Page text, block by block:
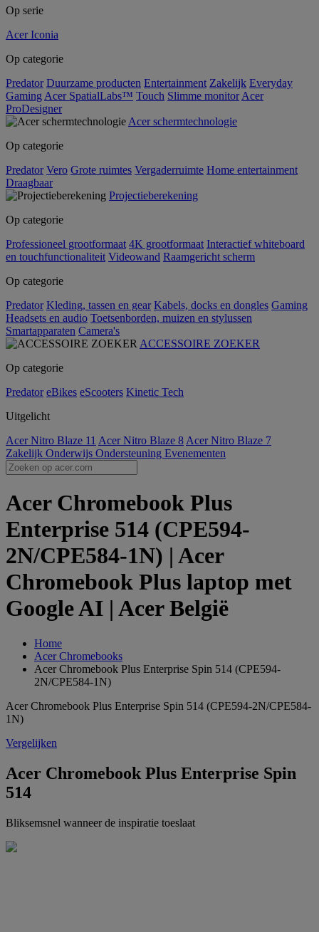
Op serie
Acer Iconia
Op categorie
Predator Duurzame producten Entertainment Zakelijk Everyday
Gaming Acer SpatialLabs™ Touch Slimme monitor Acer
ProDesigner
Acer schermtechnologie
Op categorie
Predator Vero Grote ruimtes Vergaderruimte Home entertainment
Draagbaar
Projectieberekening
Op categorie
Professioneel grootformaat 4K grootformaat Interactief whiteboard
en touchfunctionaliteit Videowand Raamgericht scherm
Op categorie
Predator Kleding, tassen en gear Kabels, docks en dongles Gaming
Headsets en audio Toetsenborden, muizen en stylussen
Smartapparaten Camera's
ACCESSOIRE ZOEKER
Op categorie
Predator eBikes eScooters Kinetic Tech
Uitgelicht
Acer Nitro Blaze 11 Acer Nitro Blaze 8 Acer Nitro Blaze 7
Zakelijk Onderwijs Ondersteuning Evenementen
Acer Chromebook Plus
Enterprise 514 (CPE594-
2N/CPE584-1N) | Acer
Chromebook Plus laptop met
Google AI | Acer België
Home
Acer Chromebooks
Acer Chromebook Plus Enterprise Spin 514 (CPE594-
2N/CPE584-1N)
Acer Chromebook Plus Enterprise Spin 514 (CPE594-2N/CPE584-
1N)
Vergelijken
Acer Chromebook Plus Enterprise Spin
514
Bliksemsnel wanneer de inspiratie toeslaat